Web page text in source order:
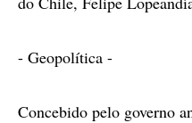
- Geopolítica -
Concebido pelo governo